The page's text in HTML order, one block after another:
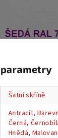
Šatní skříně
Antracit,
Černá,
Hnědá,